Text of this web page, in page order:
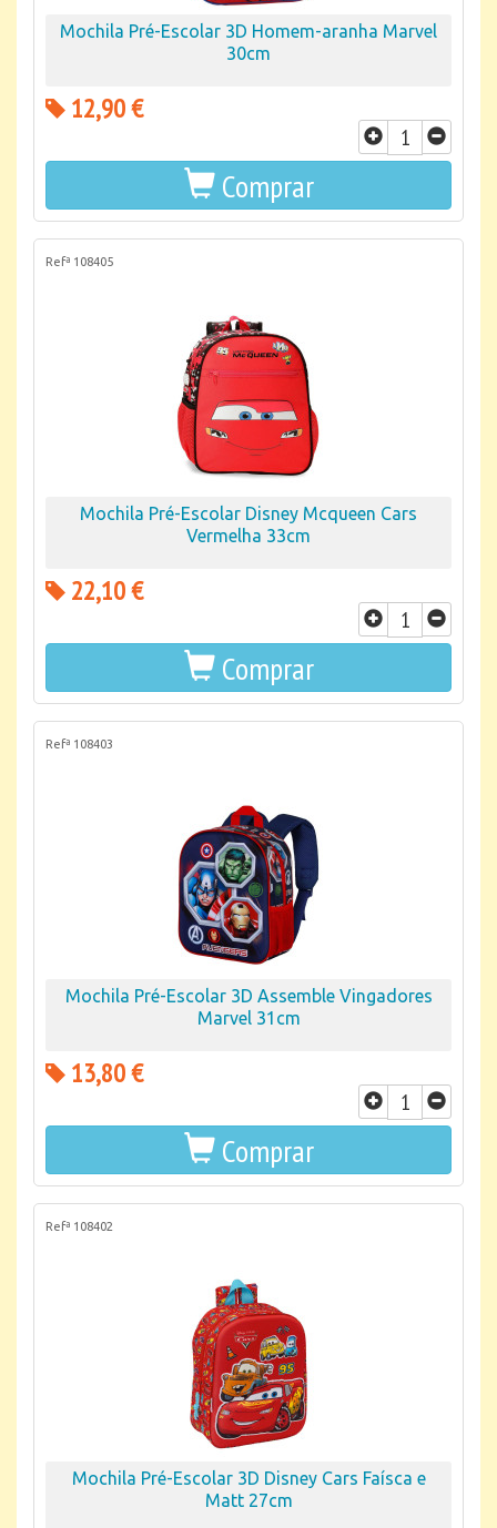
Mochila Pré-Escolar 3D Homem-aranha Marvel
30cm
12,90 €
Comprar
Refª 108405
Mochila Pré-Escolar Disney Mcqueen Cars
Vermelha 33cm
22,10 €
Comprar
Refª 108403
Mochila Pré-Escolar 3D Assemble Vingadores
Marvel 31cm
13,80 €
Comprar
Refª 108402
Mochila Pré-Escolar 3D Disney Cars Faísca e
Matt 27cm